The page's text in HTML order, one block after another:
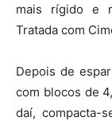
mais rígido e
Tratada com
Depois de
com blocos de
daí, compacta-